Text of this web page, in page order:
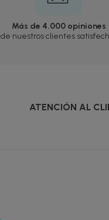
Más de 4.000 opiniones
de nuestros clientes
ATENCIÓN AL